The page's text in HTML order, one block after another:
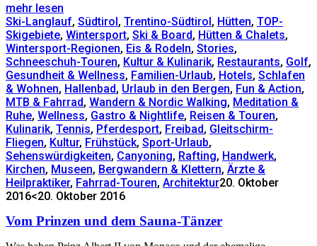
mehr lesen
Ski-Langlauf, Südtirol, Trentino-Südtirol, Hütten, TOP-
Skigebiete, Wintersport, Ski & Board, Hütten & Chalets,
Wintersport-Regionen, Eis & Rodeln, Stories,
Schneeschuh-Touren, Kultur & Kulinarik, Restaurants, Golf,
Gesundheit & Wellness, Familien-Urlaub, Hotels, Schlafen
& Wohnen, Hallenbad, Urlaub in den Bergen, Fun & Action,
MTB & Fahrrad, Wandern & Nordic Walking, Meditation &
Ruhe, Wellness, Gastro & Nightlife, Reisen & Touren,
Kulinarik, Tennis, Pferdesport, Freibad, Gleitschirm-
Fliegen, Kultur, Frühstück, Sport-Urlaub,
Sehenswürdigkeiten, Canyoning, Rafting, Handwerk,
Kirchen, Museen, Bergwandern & Klettern, Ärzte &
Heilpraktiker, Fahrrad-Touren, Architektur20. Oktober
2016<20. Oktober 2016
Vom Prinzen und dem Sauna-Tänzer